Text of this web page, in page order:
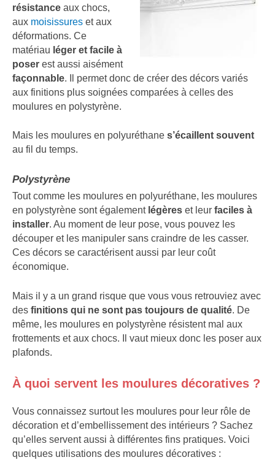
résistance aux chocs,
aux moisissures et aux
déformations. Ce
matériau léger et facile à
poser est aussi aisément
façonnable. Il permet donc de créer des décors variés
aux finitions plus soignées comparées à celles des
moulures en polystyrène.
Mais les moulures en polyuréthane s’écaillent souvent
au fil du temps.
Polystyrène
Tout comme les moulures en polyuréthane, les moulures
en polystyrène sont également légères et leur faciles à
installer. Au moment de leur pose, vous pouvez les
découper et les manipuler sans craindre de les casser.
Ces décors se caractérisent aussi par leur coût
économique.
Mais il y a un grand risque que vous vous retrouviez avec
des finitions qui ne sont pas toujours de qualité. De
même, les moulures en polystyrène résistent mal aux
frottements et aux chocs. Il vaut mieux donc les poser aux
plafonds.
À quoi servent les moulures décoratives ?
Vous connaissez surtout les moulures pour leur rôle de
décoration et d’embellissement des intérieurs ? Sachez
qu’elles servent aussi à différentes fins pratiques. Voici
quelques utilisations des moulures décoratives :